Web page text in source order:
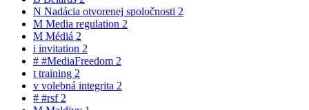
N Nadácia otvorenej spoločnosti 2
M Media regulation 2
M Médiá 2
i invitation 2
# #MediaFreedom 2
t training 2
v volebná integrita 2
# #rsf 2